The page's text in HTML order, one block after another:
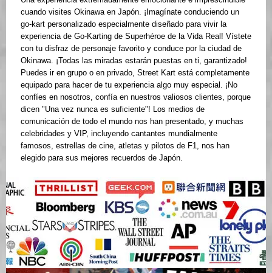
cuando visites Okinawa en Japón. ¡Imagínate conduciendo un
go-kart personalizado especialmente diseñado para vivir la
experiencia de Go-Karting de Superhéroe de la Vida Real! Vístete
con tu disfraz de personaje favorito y conduce por la ciudad de
Okinawa. ¡Todas las miradas estarán puestas en ti, garantizado!
Puedes ir en grupo o en privado, Street Kart está completamente
equipado para hacer de tu experiencia algo muy especial. ¡No
confíes en nosotros, confía en nuestros valiosos clientes, porque
dicen "Una vez nunca es suficiente"! Los medios de
comunicación de todo el mundo nos han presentado, y muchas
celebridades y VIP, incluyendo cantantes mundialmente
famosos, estrellas de cine, atletas y pilotos de F1, nos han
elegido para sus mejores recuerdos de Japón.